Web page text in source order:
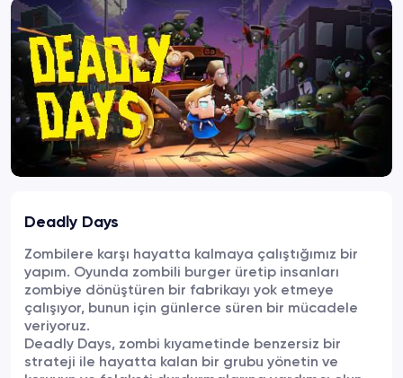
Deadly Days
Zombilere karşı hayatta kalmaya çalıştığımız bir
yapım. Oyunda zombili burger üretip insanları
zombiye dönüştüren bir fabrikayı yok etmeye
çalışıyor, bunun için günlerce süren bir mücadele
veriyoruz.
Deadly Days, zombi kıyametinde benzersiz bir
strateji ile hayatta kalan bir grubu yönetin ve